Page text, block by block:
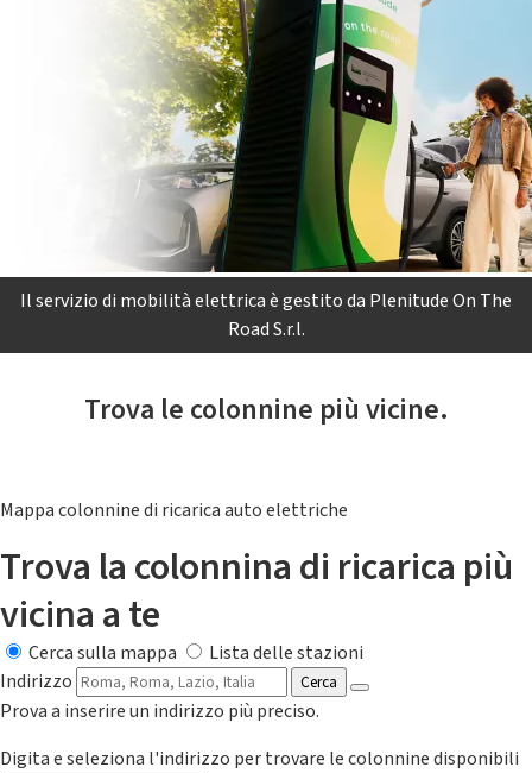
Il servizio di mobilità elettrica è gestito da Plenitude On The
Road S.r.l.
Trova le colonnine più vicine.
Mappa colonnine di ricarica auto elettriche
Trova la colonnina di ricarica più
vicina a te
Cerca sulla mappa
Lista delle stazioni
Indirizzo
Cerca
Prova a inserire un indirizzo più preciso.
Digita e seleziona l'indirizzo per trovare le colonnine disponibili